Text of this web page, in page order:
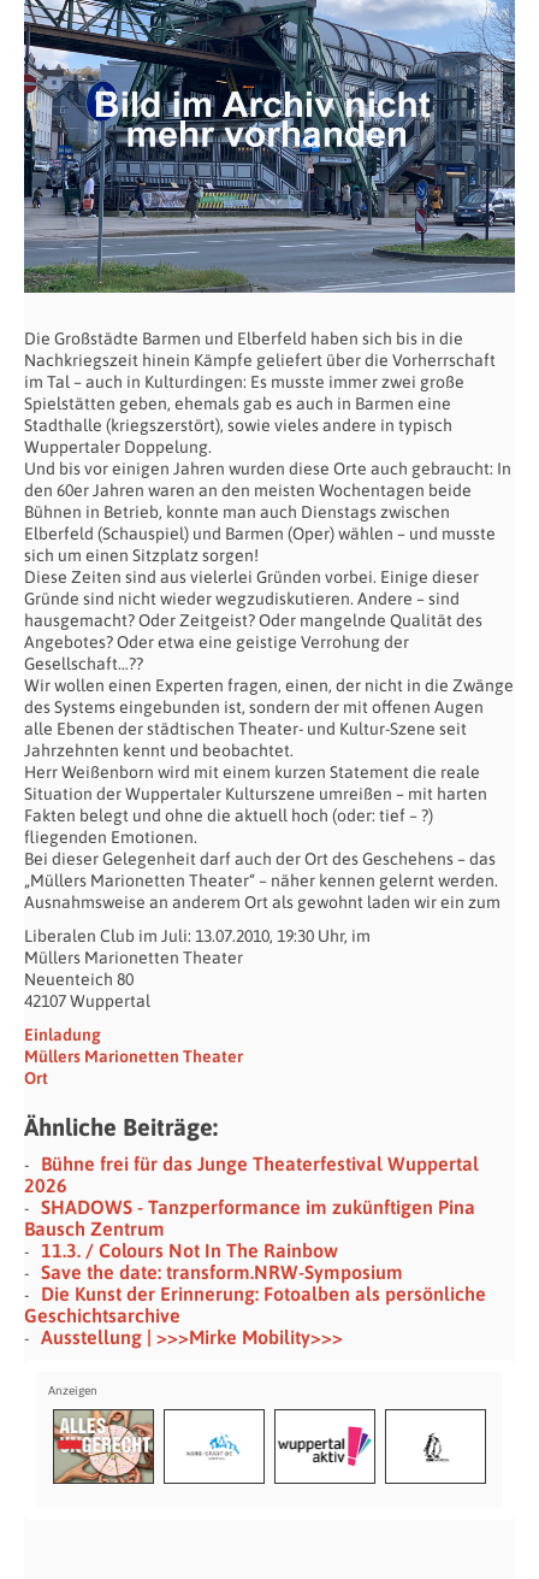
Die Großstädte Barmen und Elberfeld haben sich bis in die
Nachkriegszeit hinein Kämpfe geliefert über die Vorherrschaft
im Tal – auch in Kulturdingen: Es musste immer zwei große
Spielstätten geben, ehemals gab es auch in Barmen eine
Stadthalle (kriegszerstört), sowie vieles andere in typisch
Wuppertaler Doppelung.
Und bis vor einigen Jahren wurden diese Orte auch gebraucht: In
den 60er Jahren waren an den meisten Wochentagen beide
Bühnen in Betrieb, konnte man auch Dienstags zwischen
Elberfeld (Schauspiel) und Barmen (Oper) wählen – und musste
sich um einen Sitzplatz sorgen!
Diese Zeiten sind aus vielerlei Gründen vorbei. Einige dieser
Gründe sind nicht wieder wegzudiskutieren. Andere – sind
hausgemacht? Oder Zeitgeist? Oder mangelnde Qualität des
Angebotes? Oder etwa eine geistige Verrohung der
Gesellschaft…??
Wir wollen einen Experten fragen, einen, der nicht in die Zwänge
des Systems eingebunden ist, sondern der mit offenen Augen
alle Ebenen der städtischen Theater- und Kultur-Szene seit
Jahrzehnten kennt und beobachtet.
Herr Weißenborn wird mit einem kurzen Statement die reale
Situation der Wuppertaler Kulturszene umreißen – mit harten
Fakten belegt und ohne die aktuell hoch (oder: tief – ?)
fliegenden Emotionen.
Bei dieser Gelegenheit darf auch der Ort des Geschehens – das
„Müllers Marionetten Theater“ – näher kennen gelernt werden.
Ausnahmsweise an anderem Ort als gewohnt laden wir ein zum
Liberalen Club im Juli: 13.07.2010, 19:30 Uhr, im
Müllers Marionetten Theater
Neuenteich 80
42107 Wuppertal
Einladung
Müllers Marionetten Theater
Ort
Ähnliche Beiträge:
Bühne frei für das Junge Theaterfestival Wuppertal
2026
SHADOWS - Tanzperformance im zukünftigen Pina
Bausch Zentrum
11.3. / Colours Not In The Rainbow
Save the date: transform.NRW-Symposium
Die Kunst der Erinnerung: Fotoalben als persönliche
Geschichtsarchive
Ausstellung | >>>Mirke Mobility>>>